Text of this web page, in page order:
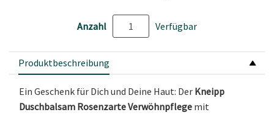
Anzahl Verfügbar
Produktbeschreibung
Ein Geschenk für Dich und Deine Haut: Der Kneipp
Duschbalsam Rosenzarte Verwöhnpflege mit